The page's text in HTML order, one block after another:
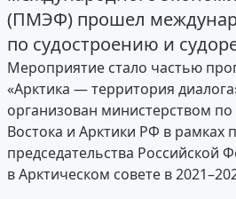
(ПМЭФ) прошел
по судостроению и
Мероприятие стало частью
«Арктика — территория
организован министерством
Востока и Арктики РФ в рамках
председательства Российской
в Арктическом совете в